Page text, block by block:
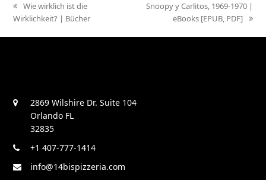
previous
post:
Wie wirklich ist die
Wirklichkeit? | Bücher
next
Snoopy y Carlitos, 1969-1970 |
eBooks [EPUB, PDF]
2869 Wilshire Dr. Suite 104
Orlando FL
32835
+1 407-777-1414
info@14bispizzeria.com